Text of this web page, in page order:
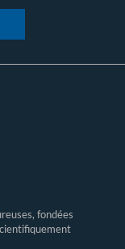
fondées